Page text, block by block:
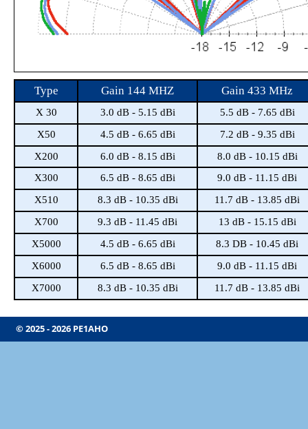
Type Gain 144 MHZ Gain 433 MHz
X 30 3.0 dB - 5.15 dBi
5.5 dB - 7.65 dBi
X50
4.5 dB - 6.65 dBi
7.2 dB - 9.35 dBi
X200
6.0 dB - 8.15 dBi
8.0 dB - 10.15 dBi
X300
6.5 dB - 8.65 dBi
9.0 dB - 11.15 dBi
X510
8.3 dB - 10.35 dBi
11.7 dB - 13.85 dBi
X700
9.3 dB - 11.45 dBi
13 dB - 15.15 dBi
X5000
4.5 dB - 6.65 dBi
8.3 DB - 10.45 dBi
X6000
6.5 dB - 8.65 dBi
9.0 dB - 11.15 dBi
X7000
8.3 dB - 10.35 dBi 11.7 dB - 13.85 dBi